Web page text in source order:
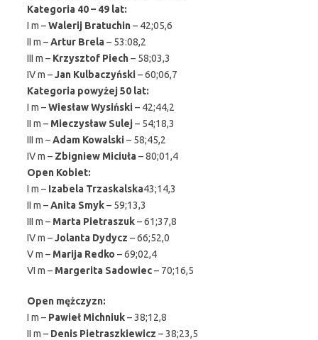
Kategoria 40 – 49 lat:
I m –Walerij Bratuchin– 42;05,6
II m –Artur Brela– 53:08,2
III m – Krzysztof Piech– 58;03,3
IV m –Jan Kulbaczyński– 60;06,7
Kategoria powyżej 50 lat:
I m –Wiesław Wysiński– 42;44,2
II m – Mieczysław Sulej– 54;18,3
III m –Adam Kowalski– 58;45,2
IV m – Zbigniew Miciuła– 80;01,4
Open Kobiet:
I m – Izabela Trzaskalska43;14,3
II m –Anita Smyk– 59;13,3
III m – Marta Pietraszuk– 61;37,8
IV m –Jolanta Dydycz – 66;52,0
V m – Marija Redko – 69;02,4
VI m – Margerita Sadowiec– 70;16,5
Open mężczyzn:
I m – Pawieł Michniuk– 38;12,8
II m – Denis Pietraszkiewicz – 38;23,5